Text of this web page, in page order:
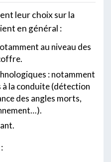
leur choix sur la
en général :
au niveau des
: notamment
à la conduite (détection
des angles morts,